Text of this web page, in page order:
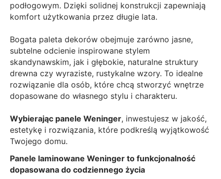
podłogowym. Dzięki solidnej konstrukcji zapewniają
komfort użytkowania przez długie lata.
Bogata paleta dekorów obejmuje zarówno jasne,
subtelne odcienie inspirowane stylem
skandynawskim, jak i głębokie, naturalne struktury
drewna czy wyraziste, rustykalne wzory. To idealne
rozwiązanie dla osób, które chcą stworzyć wnętrze
dopasowane do własnego stylu i charakteru.
Wybierając panele Weninger, inwestujesz w jakość,
estetykę i rozwiązania, które podkreślą wyjątkowość
Twojego domu.
Panele laminowane Weninger to funkcjonalność
dopasowana do codziennego życia